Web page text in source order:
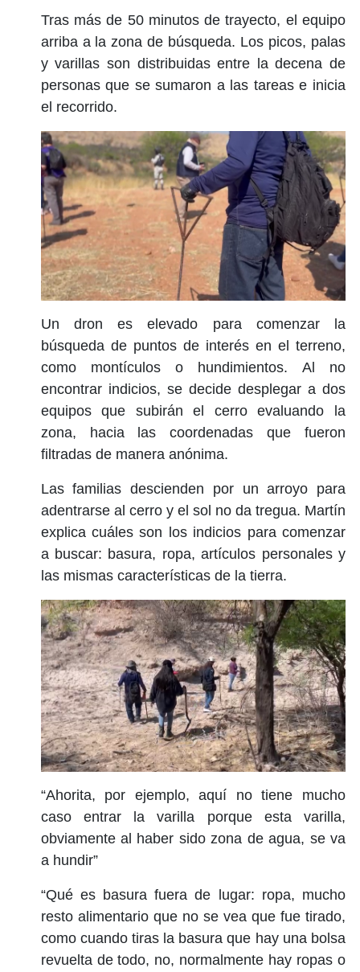
Tras más de 50 minutos de trayecto, el equipo
arriba a la zona de búsqueda. Los picos, palas
y varillas son distribuidas entre la decena de
personas que se sumaron a las tareas e inicia
el recorrido.
Un dron es elevado para comenzar la
búsqueda de puntos de interés en el terreno,
como montículos o hundimientos. Al no
encontrar indicios, se decide desplegar a dos
equipos que subirán el cerro evaluando la
zona, hacia las coordenadas que fueron
filtradas de manera anónima.
Las familias descienden por un arroyo para
adentrarse al cerro y el sol no da tregua. Martín
explica cuáles son los indicios para comenzar
a buscar: basura, ropa, artículos personales y
las mismas características de la tierra.
“Ahorita, por ejemplo, aquí no tiene mucho
caso entrar la varilla porque esta varilla,
obviamente al haber sido zona de agua, se va
a hundir”
“Qué es basura fuera de lugar: ropa, mucho
resto alimentario que no se vea que fue tirado,
como cuando tiras la basura que hay una bolsa
revuelta de todo, no, normalmente hay ropas o